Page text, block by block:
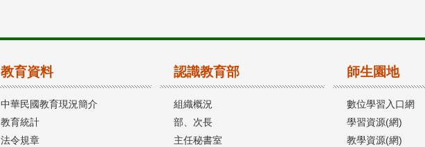
教育資料
中華民國教育現況簡介
教育統計
法令規章
認識教育部
組織概況
部、次長
主任秘書室
師生園地
數位學習入口網
學習資源(網)
教學資源(網)